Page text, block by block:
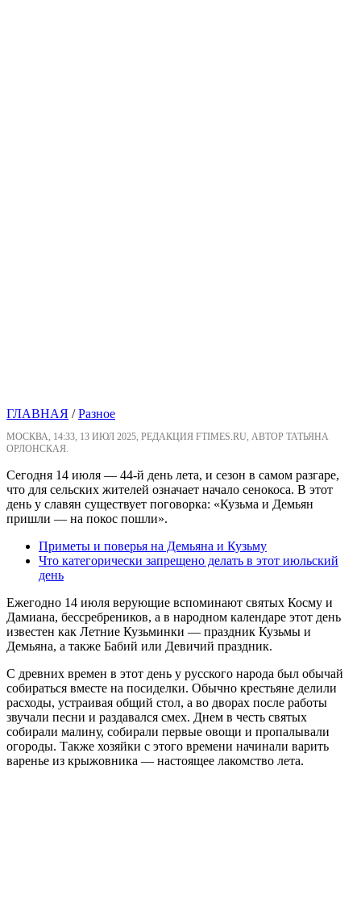
ГЛАВНАЯ /Разное
МОСКВА, 14:33, 13 ИЮЛ 2025, РЕДАКЦИЯ FTIMES.RU, АВТОР ТАТЬЯНА
ОРЛОНСКАЯ.
Сегодня 14 июля — 44-й день лета, и сезон в самом разгаре,
что для сельских жителей означает начало сенокоса. В этот
день у славян существует поговорка: «Кузьма и Демьян
пришли — на покос пошли».
Приметы и поверья на Демьяна и Кузьму
Что категорически запрещено делать в этот июльский
день
Ежегодно 14 июля верующие вспоминают святых Косму и
Дамиана, бессребреников, а в народном календаре этот день
известен как Летние Кузьминки — праздник Кузьмы и
Демьяна, а также Бабий или Девичий праздник.
С древних времен в этот день у русского народа был обычай
собираться вместе на посиделки. Обычно крестьяне делили
расходы, устраивая общий стол, а во дворах после работы
звучали песни и раздавался смех. Днем в честь святых
собирали малину, собирали первые овощи и пропалывали
огороды. Также хозяйки с этого времени начинали варить
варенье из крыжовника — настоящее лакомство лета.